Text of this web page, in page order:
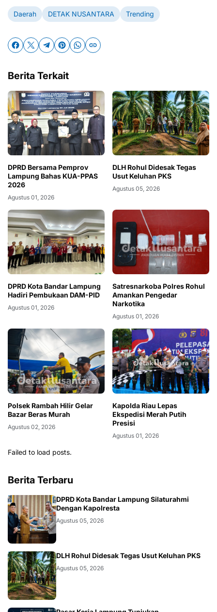
Daerah DETAK NUSANTARA Trending
Berita Terkait
DPRD Bersama Pemprov
Lampung Bahas KUA-PPAS
2026
Agustus 01, 2026
DLH Rohul Didesak Tegas
Usut Keluhan PKS
Agustus 05, 2026
DPRD Kota Bandar Lampung
Hadiri Pembukaan DAM-PID
Agustus 01, 2026
Satresnarkoba Polres Rohul
Amankan Pengedar
Narkotika
Agustus 01, 2026
Polsek Rambah Hilir Gelar
Bazar Beras Murah
Agustus 02, 2026
Kapolda Riau Lepas
Ekspedisi Merah Putih
Presisi
Agustus 01, 2026
Failed to load posts.
Berita Terbaru
DAERAH
DPRD Kota Bandar Lampung Silaturahmi
Dengan Kapolresta
Agustus 05, 2026
DAERAH DLH Rohul Didesak Tegas Usut Keluhan PKS
Agustus 05, 2026